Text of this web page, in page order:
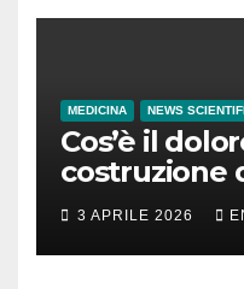
MEDICINA NEWS
Cos’è il
costruzione
3 APRILE 2026